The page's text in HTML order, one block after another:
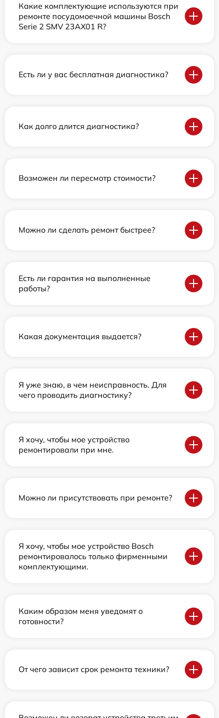
Какие комплектующие используются при
ремонте посудомоечной машины Bosch
Serie 2 SMV 23AX01 R?
Есть ли у вас бесплатная диагностика?
Как долго длится диагностика?
Возможен ли пересмотр стоимости?
Можно ли сделать ремонт быстрее?
Есть ли гарантия на выполненные
работы?
Какая документация выдается?
Я уже знаю, в чем неисправность. Для
чего проводить диагностику?
Я хочу, чтобы мое устройство
ремонтировали при мне.
Можно ли присутствовать при ремонте?
Я хочу, чтобы мое устройство Bosch
ремонтировалось только фирменными
комплектующими.
Каким образом меня уведомят о
готовности?
От чего зависит срок ремонта техники?